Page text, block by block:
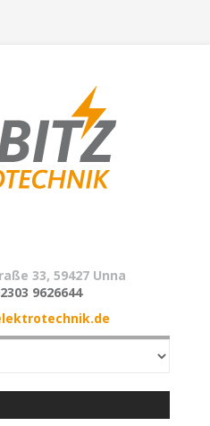
33, 59427 Unna
9626644